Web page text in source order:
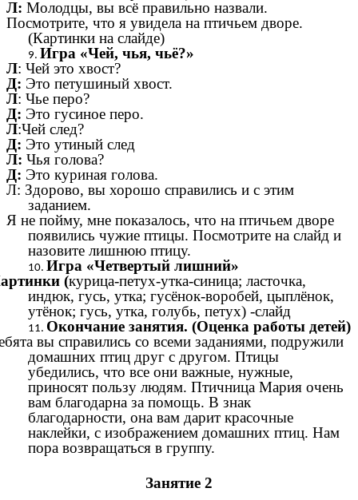
Л: Молодцы, вы всё правильно назвали.
Посмотрите, что я увидела на птичьем дворе.
(Картинки на слайде)
Игра «Чей, чья, чьё?»
Л: Чей это хвост?
Д: Это петушиный хвост.
Л: Чье перо?
Д: Это гусиное перо.
Л:Чей след?
Д: Это утиный след
Л: Чья голова?
Д: Это куриная голова.
Л: Здорово, вы хорошо справились и с этим
заданием.
Я не пойму, мне показалось, что на птичьем дворе
появились чужие птицы. Посмотрите на слайд и
назовите лишнюю птицу.
Игра «Четвертый лишний»
(курица-петух-утка-синица; ласточка,
индюк, гусь, утка; гусёнок-воробей, цыплёнок,
утёнок; гусь, утка, голубь, петух) -слайд
Окончание занятия. (Оценка работы детей)
вы справились со всеми заданиями, подружили
домашних птиц друг с другом. Птицы
убедились, что все они важные, нужные,
приносят пользу людям. Птичница Мария очень
вам благодарна за помощь. В знак
благодарности, она вам дарит красочные
наклейки, с изображением домашних птиц. Нам
пора возвращаться в группу.
Занятие 2